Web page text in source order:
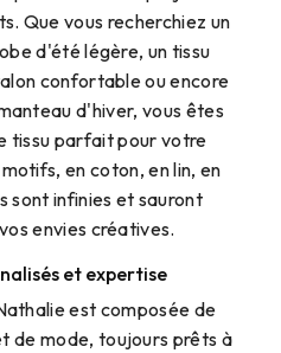
Que vous recherchiez un
d'été légère, un tissu
confortable ou encore
d'hiver, vous êtes
tissu parfait pour votre
en coton, en lin, en
sont infinies et sauront
envies créatives.
et expertise
est composée de
de mode, toujours prêts à